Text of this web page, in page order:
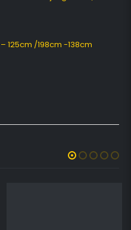
125cm /198cm -138cm